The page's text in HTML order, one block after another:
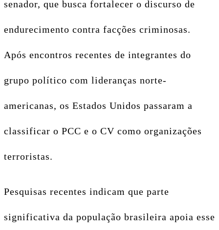
senador, que busca fortalecer o discurso de
endurecimento contra facções criminosas.
Após encontros recentes de integrantes do
grupo político com lideranças norte-
americanas, os Estados Unidos passaram a
classificar o PCC e o CV como organizações
terroristas.
Pesquisas recentes indicam que parte
significativa da população brasileira apoia esse